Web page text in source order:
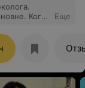
Когда
. На
ответы .
Еще